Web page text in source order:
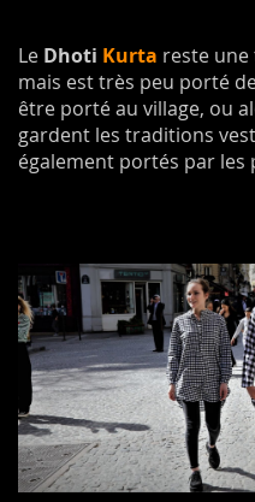
Le Dhoti Kurta reste une
mais est très peu porté
être porté au village, ou
gardent les traditions
également portés par les